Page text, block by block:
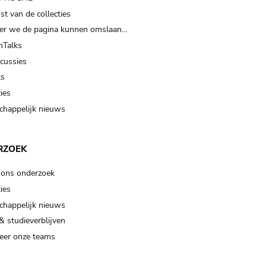
van de collecties
we de pagina kunnen omslaan…
nieuws
onderzoek
nieuws
studieverblijven
onze teams